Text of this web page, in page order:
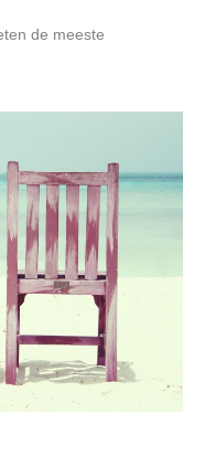
de meeste